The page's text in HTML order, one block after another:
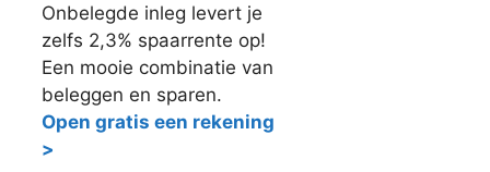
Onbelegde inleg levert je
zelfs 2,3% spaarrente op!
Een mooie combinatie van
beleggen en sparen.
Open gratis een rekening
>